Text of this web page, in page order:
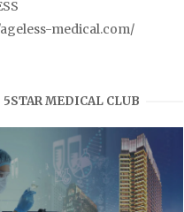
medical.com/
5STAR MEDICAL CLUB